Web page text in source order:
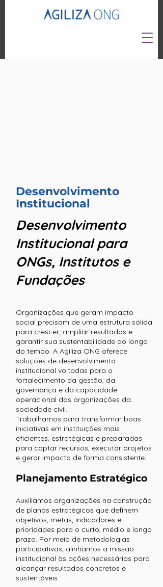
Desenvolvimento
Institucional
Desenvolvimento
Institucional para
ONGs, Institutos e
Fundações
Organizações que geram impacto
social precisam de uma estrutura sólida
para crescer, ampliar resultados e
garantir sua sustentabilidade ao longo
do tempo. A Agiliza ONG oferece
soluções de desenvolvimento
institucional voltadas para o
fortalecimento da gestão, da
governança e da capacidade
operacional das organizações da
sociedade civil.
Trabalhamos para transformar boas
iniciativas em instituições mais
eficientes, estratégicas e preparadas
para captar recursos, executar projetos
e gerar impacto de forma consistente.
Planejamento Estratégico
Auxiliamos organizações na construção
de planos estratégicos que definem
objetivos, metas, indicadores e
prioridades para o curto, médio e longo
prazo. Por meio de metodologias
participativas, alinhamos a missão
institucional às ações necessárias para
alcançar resultados concretos e
sustentáveis.